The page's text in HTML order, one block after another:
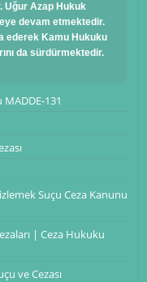
Uğur Azap Hukuk
devam etmektedir.
ederek Kamu Hukuku
da sürdürmektedir.
131
Suçu Ceza Kanunu
| Ceza Hukuku
ve Cezası